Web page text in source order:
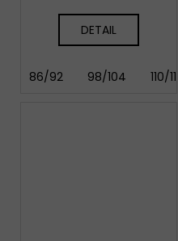
DETAIL
86/92 98/104 110/116